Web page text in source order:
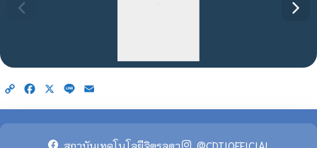
Copy Facebook
X Line
สถาบันเทคโนโลยีจิตรลดา
@CDTIOFFICIAL